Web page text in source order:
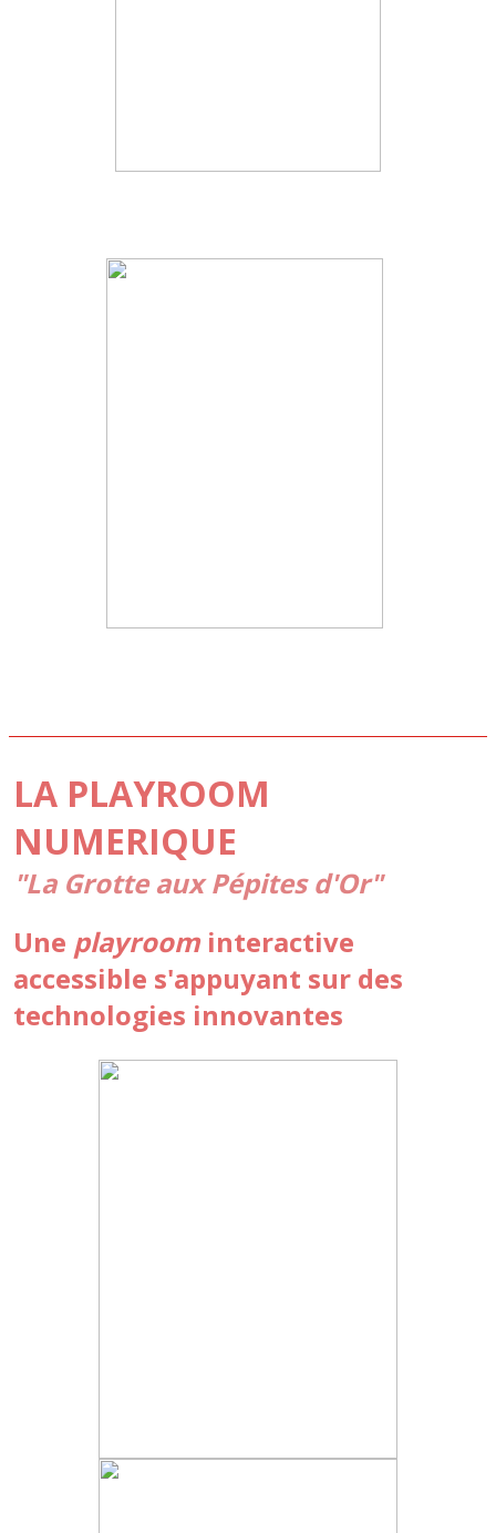
LA PLAYROOM
NUMERIQUE
"La Grotte aux Pépites d'Or"
Une playroominteractive
accessible s'appuyant sur des
technologies innovantes